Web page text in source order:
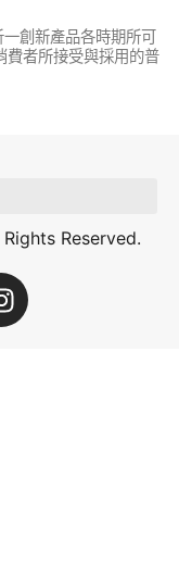
創新產品各時期所可
費者所接受與採用的普
Reserved.